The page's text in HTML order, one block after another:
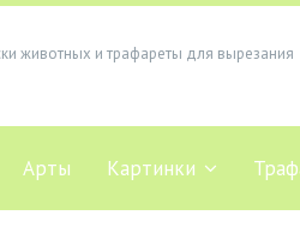
животных и трафареты для вырезания
Арты Картинки